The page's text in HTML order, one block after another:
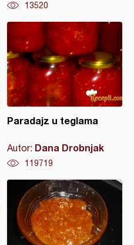
13520
Paradajz u teglama
Autor: Dana Drobnjak
119719